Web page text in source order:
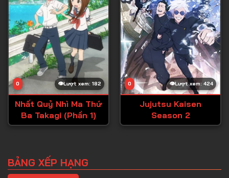
Lượt xem: 182
0
Nhất Quỷ Nhì Ma Thứ
Ba Takagi (Phần 1)
Lượt xem: 424
0
Jujutsu Kaisen
Season 2
BẢNG XẾP HẠNG